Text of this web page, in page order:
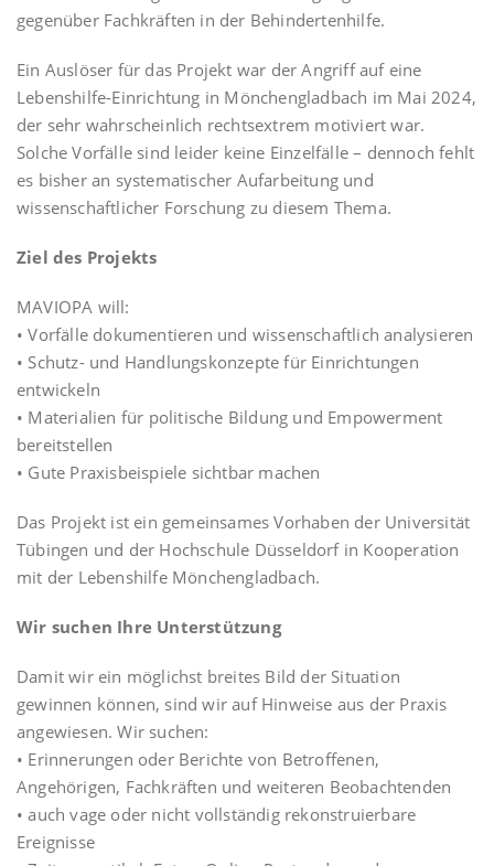
gegenüber Fachkräften in der Behindertenhilfe.
Ein Auslöser für das Projekt war der Angriff auf eine
Lebenshilfe-Einrichtung in Mönchengladbach im Mai 2024,
der sehr wahrscheinlich rechtsextrem motiviert war.
Solche Vorfälle sind leider keine Einzelfälle – dennoch fehlt
es bisher an systematischer Aufarbeitung und
wissenschaftlicher Forschung zu diesem Thema.
Ziel des Projekts
MAVIOPA will:
• Vorfälle dokumentieren und wissenschaftlich analysieren
• Schutz- und Handlungskonzepte für Einrichtungen
entwickeln
• Materialien für politische Bildung und Empowerment
bereitstellen
• Gute Praxisbeispiele sichtbar machen
Das Projekt ist ein gemeinsames Vorhaben der Universität
Tübingen und der Hochschule Düsseldorf in Kooperation
mit der Lebenshilfe Mönchengladbach.
Wir suchen Ihre Unterstützung
Damit wir ein möglichst breites Bild der Situation
gewinnen können, sind wir auf Hinweise aus der Praxis
angewiesen. Wir suchen:
• Erinnerungen oder Berichte von Betroffenen,
Angehörigen, Fachkräften und weiteren Beobachtenden
• auch vage oder nicht vollständig rekonstruierbare
Ereignisse